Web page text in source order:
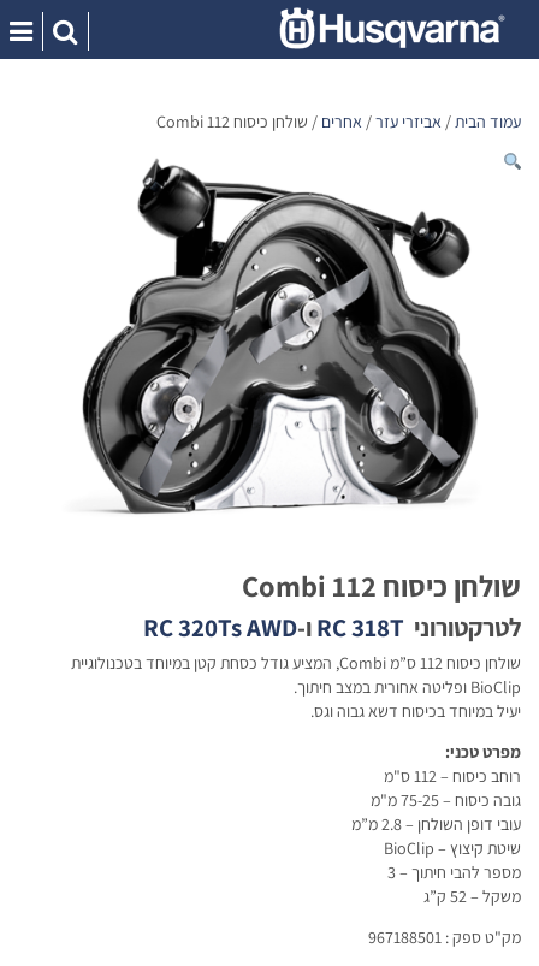
content
עמוד הבית/ אביזרי עזר/ אחרים / שולחן כיסוח 112 Combi
שולחן כיסוח 112 Combi
לטרקטורוני RC 318Tו-RC 320Ts AWD
שולחן כיסוח 112 ס”מ Combi, המציע גודל כסחת קטן במיוחד בטכנולוגיית
BioClip ופליטה אחורית במצב חיתוך.
יעיל במיוחד בכיסוח דשא גבוה וגס.
מפרט טכני:
רוחב כיסוח – 112 ס"מ
גובה כיסוח – 75-25 מ"מ
עובי דופן השולחן – 2.8 מ”מ
שיטת קיצוץ – BioClip
מספר להבי חיתוך – 3
משקל – 52 ק”ג
מק"ט ספק : 967188501